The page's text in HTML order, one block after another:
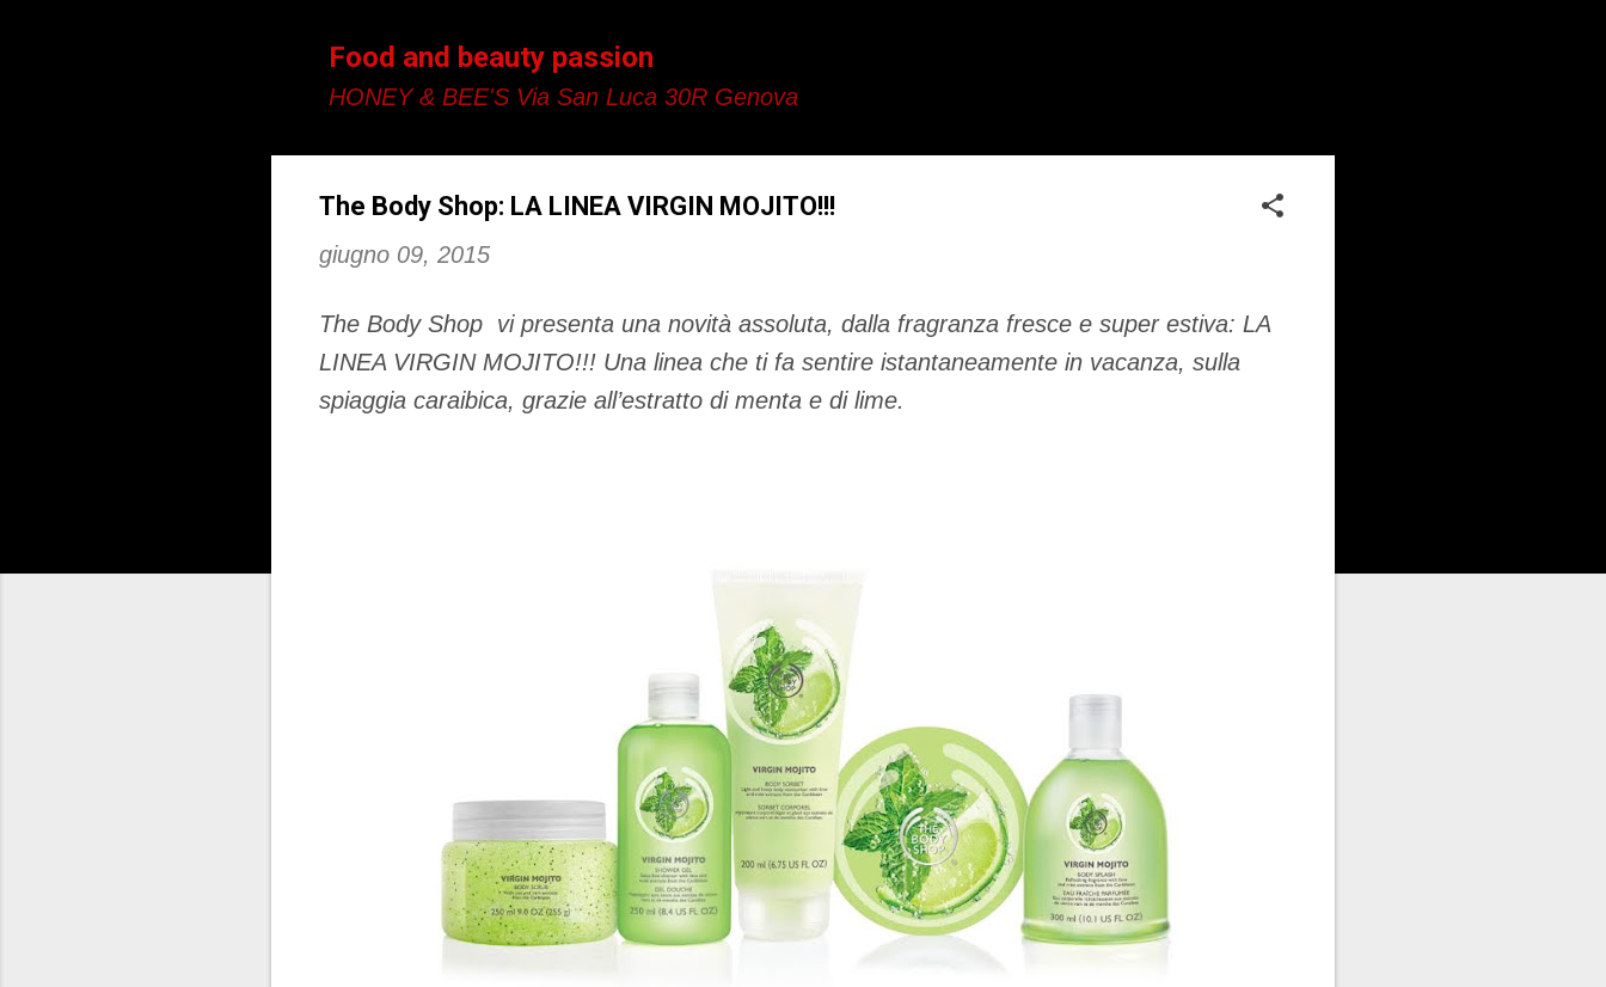
Food and beauty passion
HONEY & BEE'S Via San Luca 30R Genova
The Body Shop: LA LINEA VIRGIN MOJITO!!!
giugno 09, 2015
The Body Shop vi presenta una novità assoluta, dalla fragranza fresce e super estiva: LA
LINEA VIRGIN MOJITO!!! Una linea che ti fa sentire istantaneamente in vacanza, sulla
spiaggia caraibica, grazie all’estratto di menta e di lime.